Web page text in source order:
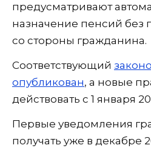
предусматривают
назначение пенсий без
со стороны гражданина.
Соответствующий
опубликован, а новые
действовать с 1 января
Первые уведомления
получать уже в декабре